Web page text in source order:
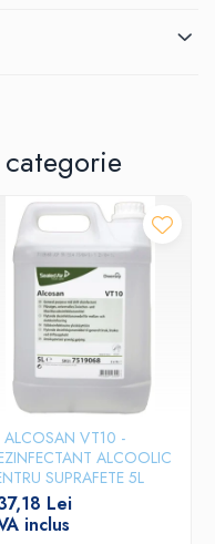
ALCOSAN VT10 -
ALCOOLIC
SUPRAFETE 5L
Lei
inclus